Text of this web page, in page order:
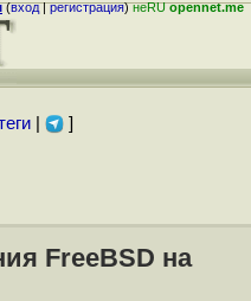
(вход|регистрация)неRUopennet.me
| ]
FreeBSD на